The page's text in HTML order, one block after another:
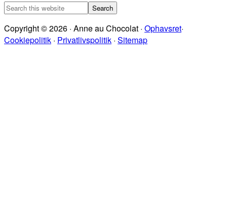
Search
website
Copyright © 2026 · Anne au Chocolat · Ophavsret·
Cookiepolitik · Privatlivspolitik · Sitemap